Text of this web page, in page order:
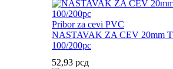
Pribor za cevi PVC
NASTAVAK ZA CEV 20mm
100/200pc
52,93 рсд